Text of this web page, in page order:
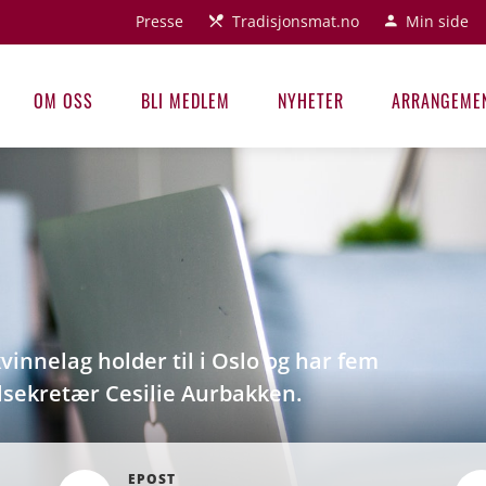
Presse Tradisjonsmat.no Min side
OM OSS BLI MEDLEM NYHETER
holder til i Oslo og har fem
Cesilie Aurbakken.
EPOST